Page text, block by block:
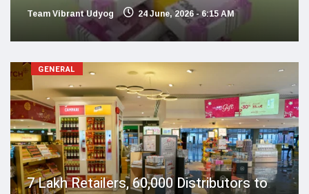
Team Vibrant Udyog 24 June, 2026 - 6:15 AM
GENERAL
7 Lakh Retailers, 60,000 Distributors to